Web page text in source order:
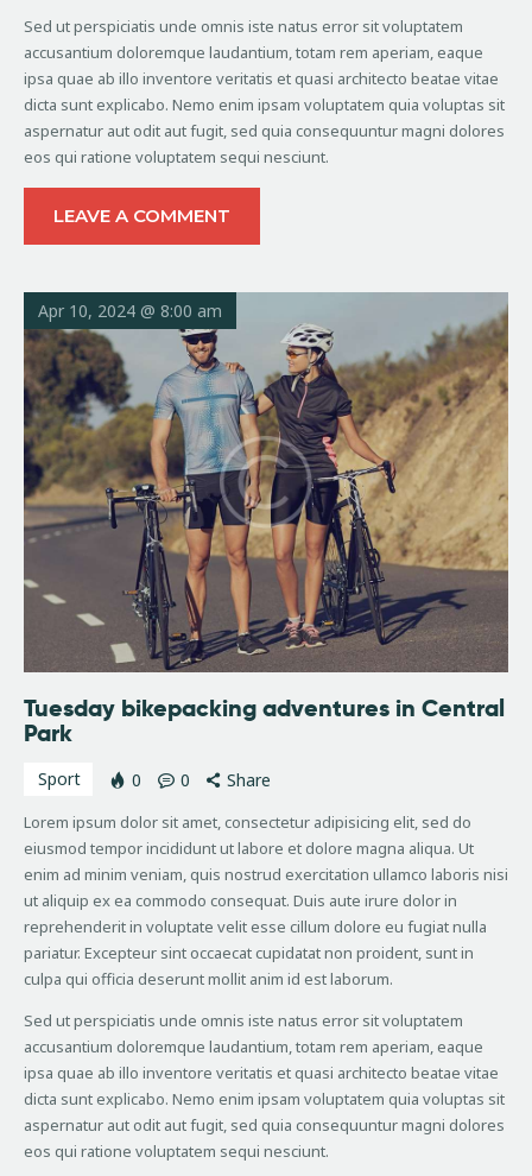
Sed ut perspiciatis unde omnis iste natus error sit voluptatem
accusantium doloremque laudantium, totam rem aperiam, eaque
ipsa quae ab illo inventore veritatis et quasi architecto beatae vitae
dicta sunt explicabo. Nemo enim ipsam voluptatem quia voluptas sit
aspernatur aut odit aut fugit, sed quia consequuntur magni dolores
eos qui ratione voluptatem sequi nesciunt.
LEAVE A COMMENT
Apr 10, 2024 @ 8:00 am
Tuesday bikepacking adventures in Central
Park
Sport 0 0 Share
Lorem ipsum dolor sit amet, consectetur adipisicing elit, sed do
eiusmod tempor incididunt ut labore et dolore magna aliqua. Ut
enim ad minim veniam, quis nostrud exercitation ullamco laboris nisi
ut aliquip ex ea commodo consequat. Duis aute irure dolor in
reprehenderit in voluptate velit esse cillum dolore eu fugiat nulla
pariatur. Excepteur sint occaecat cupidatat non proident, sunt in
culpa qui officia deserunt mollit anim id est laborum.
Sed ut perspiciatis unde omnis iste natus error sit voluptatem
accusantium doloremque laudantium, totam rem aperiam, eaque
ipsa quae ab illo inventore veritatis et quasi architecto beatae vitae
dicta sunt explicabo. Nemo enim ipsam voluptatem quia voluptas sit
aspernatur aut odit aut fugit, sed quia consequuntur magni dolores
eos qui ratione voluptatem sequi nesciunt.